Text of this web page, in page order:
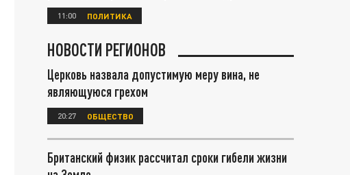
11:00 ПОЛИТИКА
НОВОСТИ РЕГИОНОВ
Церковь назвала допустимую меру вина, не
являющуюся грехом
20:27 ОБЩЕСТВО
Британский физик рассчитал сроки гибели жизни